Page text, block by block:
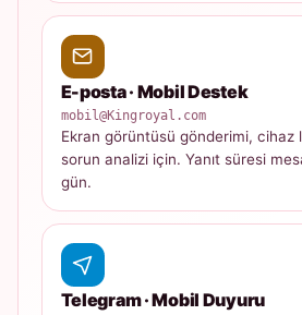
E-posta · Mobil Destek
mobil@Kingroyal.com
Ekran görüntüsü gönderimi, cihaz
sorun analizi için. Yanıt süresi
gün.
Telegram · Mobil Duyuru